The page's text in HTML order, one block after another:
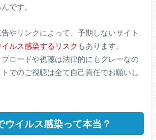
です。
やリンクによって、予期しないサイト
ルス感染するリスク もあります。
プロードや視聴は法律的にもグレーなの
でのご視聴は全て自己責任でお願いし
ウイルス感染って本当？